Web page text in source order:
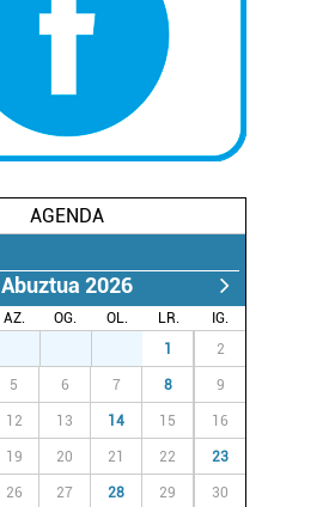
AGENDA
Abuztua 2026
AZ. OG. OL. LR.
IG.
1 2
5 6 7 8 9
12 13 14 15 16
19 20 21 22 23
26 27 28 29 30